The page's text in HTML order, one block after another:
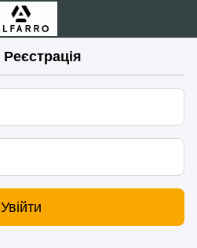
Реєстрація
Увійти